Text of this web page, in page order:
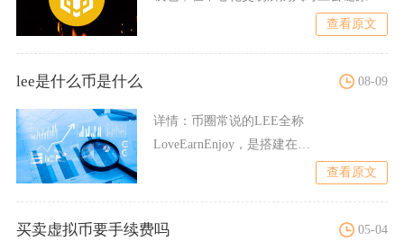
查看原文
lee是什么币是什么 08-09
详情： 币圈常说的LEE全称
LoveEarnEnjoy，是搭建在
查看原文
买卖虚拟币要手续费吗 05-04